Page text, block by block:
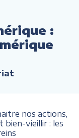
:
nos actions,
vieillir : les